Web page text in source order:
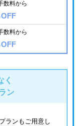
数料から
OFF
数料から
OFF
く
ン
ランもご用意し